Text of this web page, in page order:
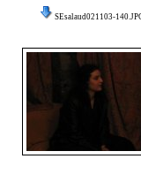
SEsalaud021103-